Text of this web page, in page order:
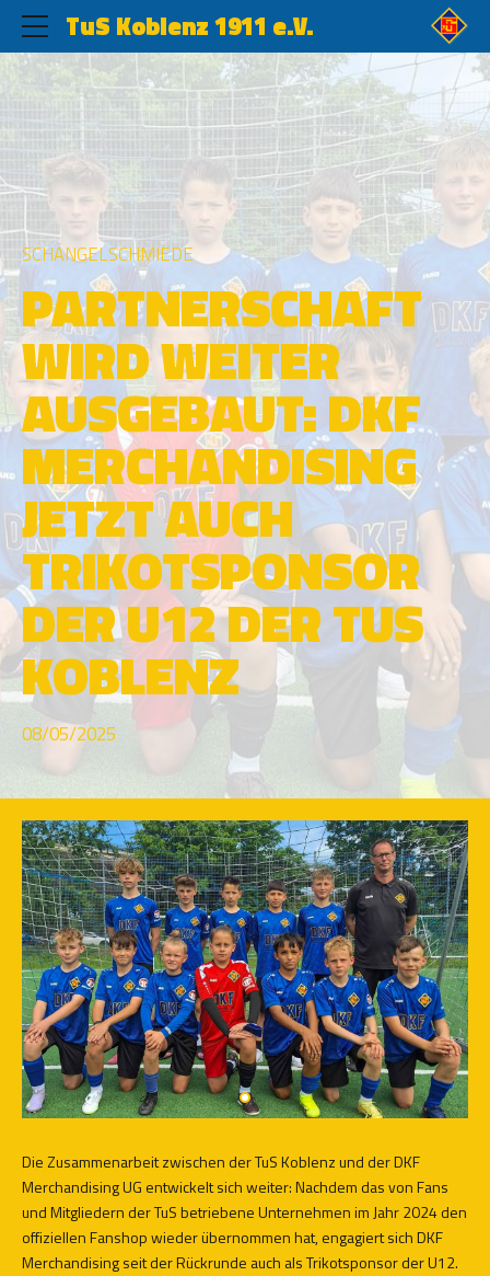
TuS Koblenz 1911 e.V.
SCHÄNGELSCHMIEDE
PARTNERSCHAFT
WIRD WEITER
AUSGEBAUT: DKF
MERCHANDISING
JETZT AUCH
TRIKOTSPONSOR
DER U12 DER TUS
KOBLENZ
08/05/2025
Die Zusammenarbeit zwischen der TuS Koblenz und der DKF
Merchandising UG entwickelt sich weiter: Nachdem das von Fans
und Mitgliedern der TuS betriebene Unternehmen im Jahr 2024 den
offiziellen Fanshop wieder übernommen hat, engagiert sich DKF
Merchandising seit der Rückrunde auch als Trikotsponsor der U12.